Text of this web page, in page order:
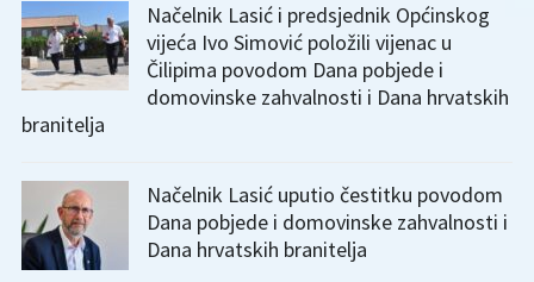
Načelnik Lasić i predsjednik Općinskog
vijeća Ivo Simović položili vijenac u
Čilipima povodom Dana pobjede i
domovinske zahvalnosti i Dana hrvatskih
branitelja
Načelnik Lasić uputio čestitku povodom
Dana pobjede i domovinske zahvalnosti i
Dana hrvatskih branitelja